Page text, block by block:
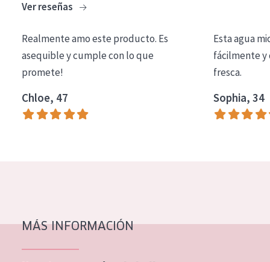
COLECCIÓN
Essentials
Lift+
Expert
TIPO DE PIEL
Piel expuesta al sol
Piel menopáusica
Ver reseñas
Realmente amo este producto. Es
asequible y cumple con lo que
promete!
Chloe, 47
Esta agua
fácilmente y
fresca.
Sophia, 34
MÁS INFORMACIÓN